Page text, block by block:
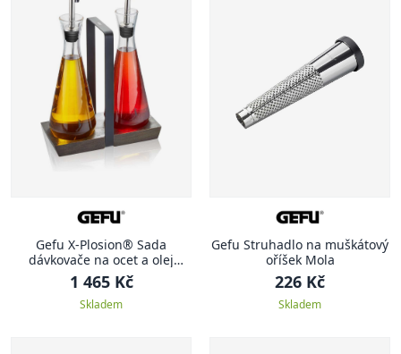
Gefu X-Plosion® Sada
dávkovače na ocet a olej
včetně stojánku
1 465 Kč
Skladem
Gefu Struhadlo na muškátový
oříšek Mola
226 Kč
Skladem